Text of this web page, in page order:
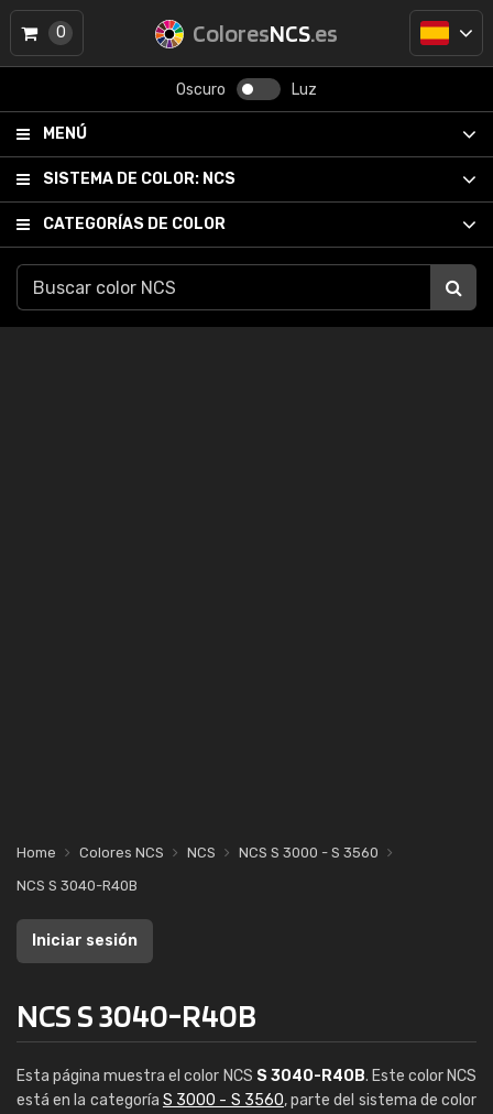
ColoresNCS.es
Oscuro Luz
MENÚ
SISTEMA DE COLOR: NCS
CATEGORÍAS DE COLOR
0
Home Colores NCS NCS
NCS S 3000 - S 3560
NCS S 3040-R40B
Iniciar sesión
NCS S 3040-R40B
Esta página muestra el color NCS S 3040-R40B. Este color NCS
está en la categoría S 3000 - S 3560, parte del sistema de color